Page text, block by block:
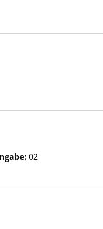
02